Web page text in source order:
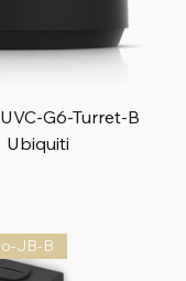
G6-Turret-B
Ubiquiti
JB-B